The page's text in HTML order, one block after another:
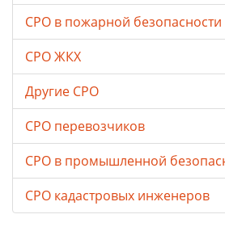
СРО в пожарной безопасности
СРО ЖКХ
Другие СРО
СРО перевозчиков
СРО в промышленной
СРО кадастровых инженеров